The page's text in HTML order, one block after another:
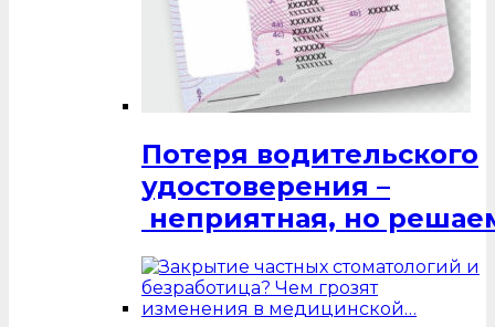
Потеря водительского
удостоверения –
неприятная, но